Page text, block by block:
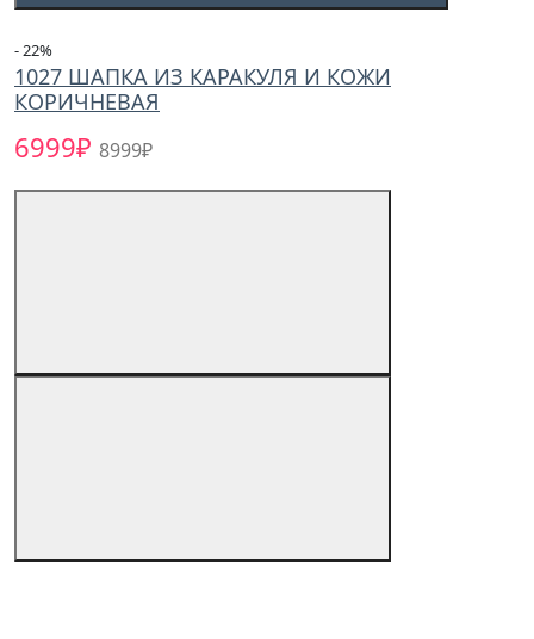
- 22%
1027 ШАПКА ИЗ КАРАКУЛЯ И КОЖИ
КОРИЧНЕВАЯ
6999₽ 8999₽